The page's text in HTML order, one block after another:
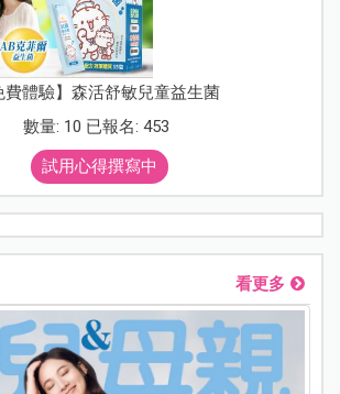
費體驗】森活舒敏兒童益生菌
數量: 10 已報名: 453
試用心得撰寫中
看更多